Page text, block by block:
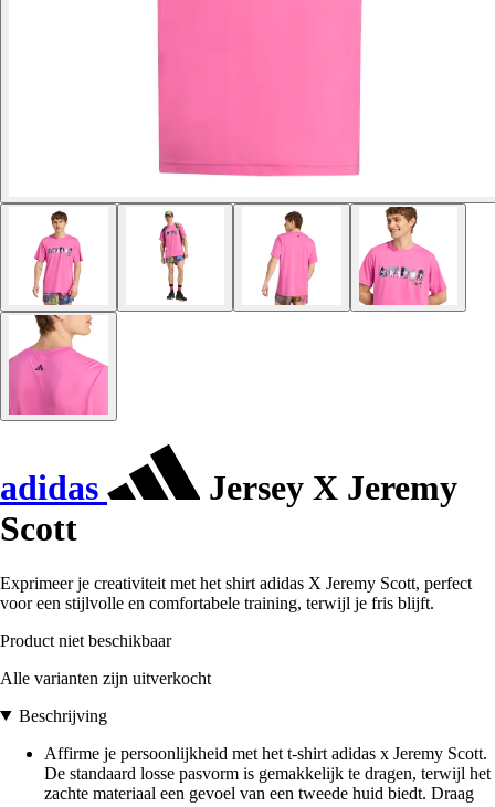
adidas
Jersey X Jeremy
Scott
Exprimeer je creativiteit met het shirt adidas X Jeremy Scott, perfect
voor een stijlvolle en comfortabele training, terwijl je fris blijft.
Product niet beschikbaar
Alle varianten zijn uitverkocht
Beschrijving
Affirme je persoonlijkheid met het t-shirt adidas x Jeremy Scott.
De standaard losse pasvorm is gemakkelijk te dragen, terwijl het
zachte materiaal een gevoel van een tweede huid biedt. Draag